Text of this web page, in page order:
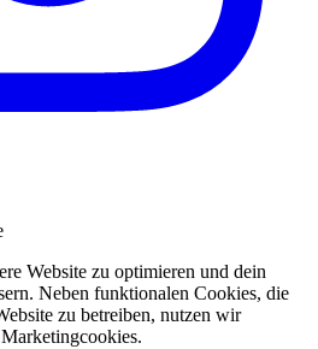
Website zu optimieren und dein
Neben funktionalen Cookies, die
zu betreiben, nutzen wir